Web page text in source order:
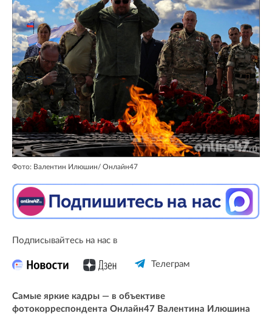
Фото: Валентин Илюшин/ Oнлайн47
Подписывайтесь на нас в
Телеграм
Самые яркие кадры — в объективе
фотокорреспондента Онлайн47 Валентина Илюшина